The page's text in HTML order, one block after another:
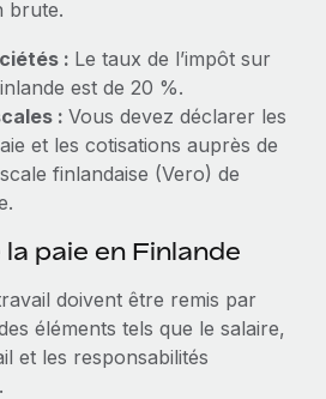
brute.
: Le taux de l’impôt sur
est de 20 %.
: Vous devez déclarer les
et les cotisations auprès de
finlandaise (Vero) de
paie en Finlande
doivent être remis par
éléments tels que le salaire,
et les responsabilités